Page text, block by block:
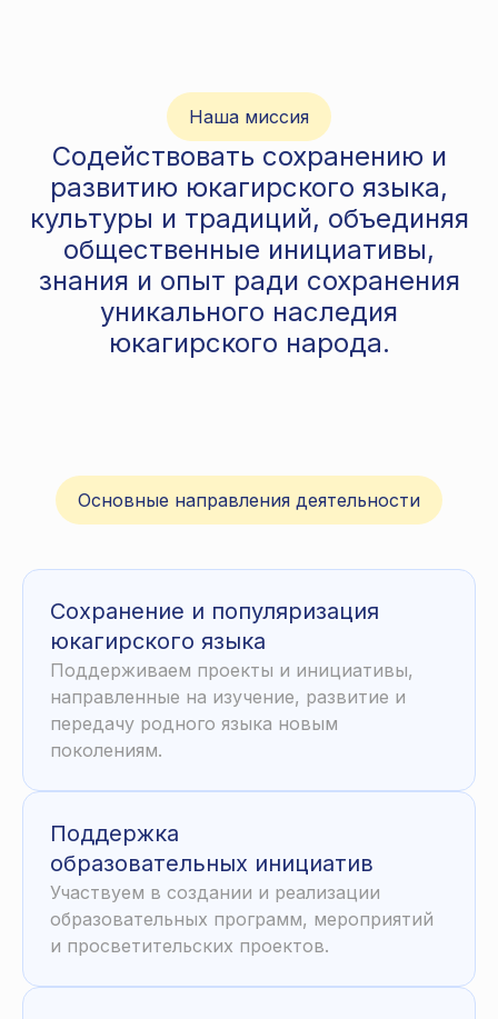
Наша миссия
Содействовать сохранению и
развитию юкагирского языка,
культуры и традиций, объединяя
общественные инициативы,
знания и опыт ради сохранения
уникального наследия
юкагирского народа.
Основные направления деятельности
Сохранение и популяризация
юкагирского языка
Поддерживаем проекты и инициативы,
направленные на изучение, развитие и
передачу родного языка новым
поколениям.
Поддержка
образовательных инициатив
Участвуем в создании и реализации
образовательных программ, мероприятий
и просветительских проектов.